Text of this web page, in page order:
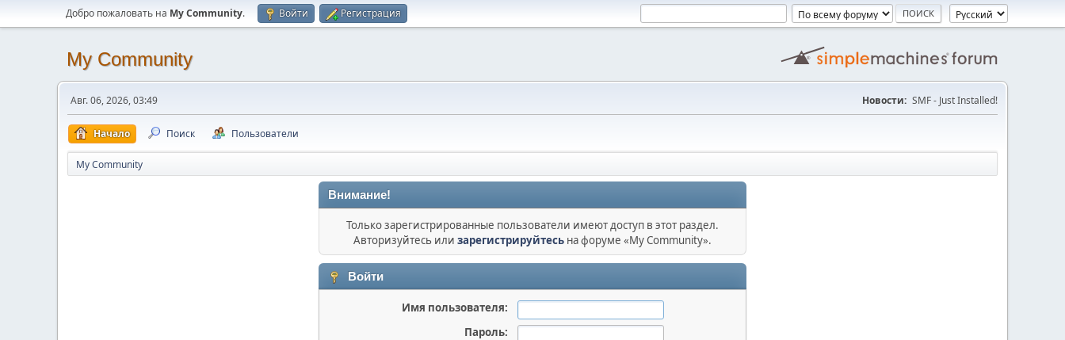
Добро пожаловать на My Community. Войти Регистрация
My Community
Авг. 06, 2026, 03:49 Новости: SMF - Just Installed!
Начало Поиск Пользователи
My Community
Внимание!
Только зарегистрированные пользователи имеют доступ в этот раздел.
Авторизуйтесь или зарегистрируйтесь на форуме «My Community».
Войти
Имя пользователя:
Пароль: